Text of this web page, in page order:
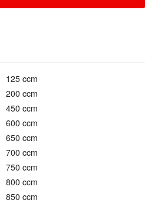
125 ccm
200 ccm
450 ccm
600 ccm
650 ccm
700 ccm
750 ccm
800 ccm
850 ccm